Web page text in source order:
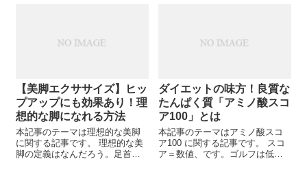
【美脚エクササイズ】ヒッ
プアップにも効果あり！理
想的な脚になれる方法
本記事のテーマは理想的な美脚
に関する記事です。 理想的な美
脚の定義はなんだろう。足首が
ダイエットの味方！良質な
たんぱく質「アミノ酸スコ
ア100」とは
本記事のテーマはアミノ酸スコ
ア100 に関する記事です。 スコ
ア＝数値、です。ゴルフは低い